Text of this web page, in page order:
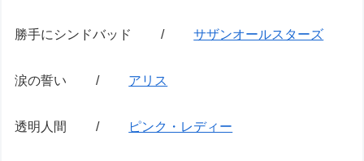
勝手にシンドバッド /サザンオールスターズ
涙の誓い / アリス
透明人間 / ピンク・レディー